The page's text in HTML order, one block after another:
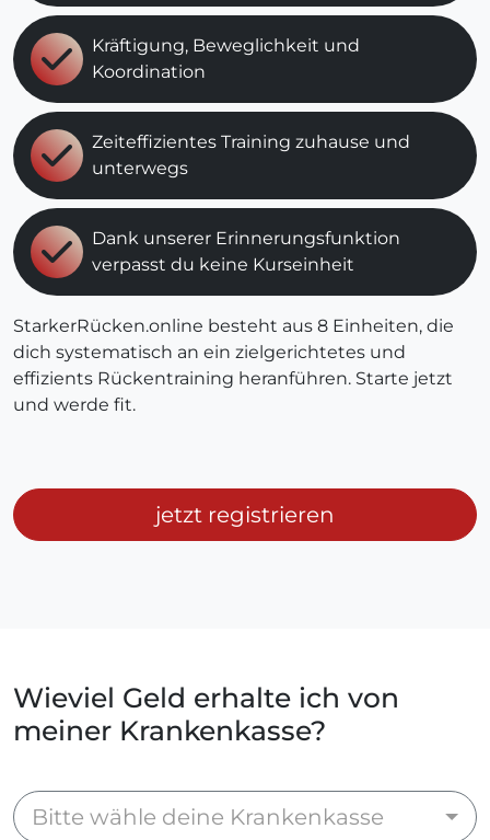
Kräftigung, Beweglichkeit und
Koordination
Zeiteffizientes Training zuhause und
unterwegs
Dank unserer Erinnerungsfunktion
verpasst du keine Kurseinheit
StarkerRücken.online besteht aus 8 Einheiten, die
dich systematisch an ein zielgerichtetes und
effizients Rückentraining heranführen. Starte jetzt
und werde fit.
jetzt registrieren
Wieviel Geld erhalte ich von
meiner Krankenkasse?
Bitte wähle deine Krankenkasse